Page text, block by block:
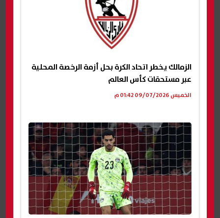
الزمالك يخطر اتحاد الكرة بحل أزمة الرخصة المحلية
عبر مستحقات كأس العالم
الخميس 09/07/2026 01:42 م